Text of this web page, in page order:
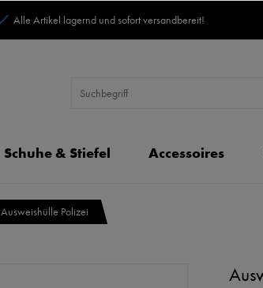
Alle Artikel lagernd und sofort versandbereit!
Schuhe & Stiefel Accessoires
Ausweishülle Polizei